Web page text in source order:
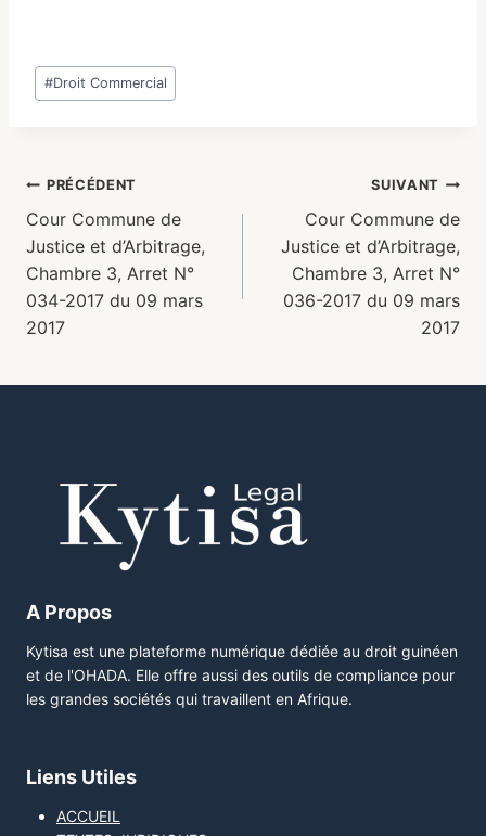
#Droit Commercial
PRÉCÉDENT
Cour Commune de
Justice et d’Arbitrage,
Chambre 3, Arret N°
034-2017 du 09 mars
2017
SUIVANT
Cour Commune de
Justice et d’Arbitrage,
Chambre 3, Arret N°
036-2017 du 09 mars
2017
A Propos
Kytisa est une plateforme numérique dédiée au droit guinéen
et de l'OHADA. Elle offre aussi des outils de compliance pour
les grandes sociétés qui travaillent en Afrique.
Liens Utiles
ACCUEIL